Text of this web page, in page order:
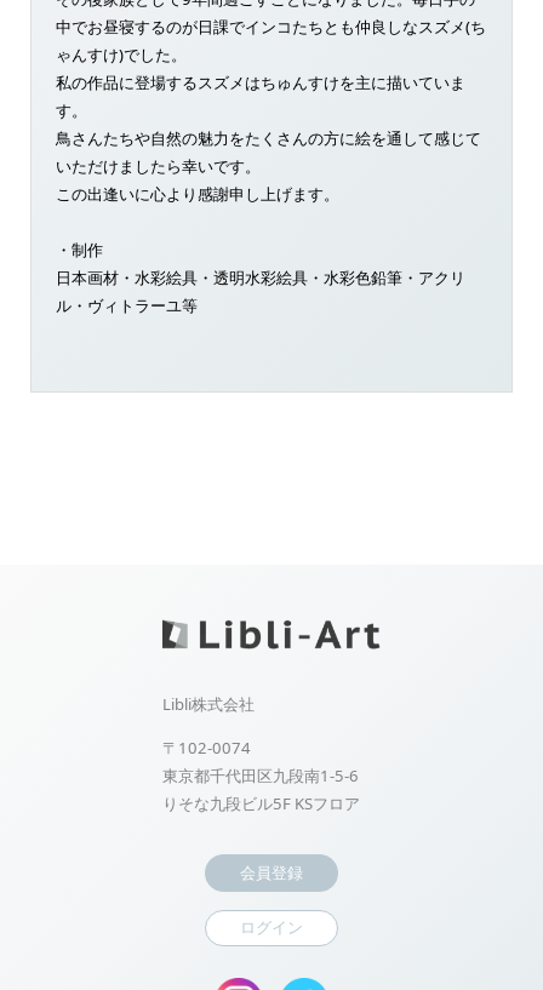
中でお昼寝するのが日課でインコたちとも仲良しなスズメ(ち
ゃんすけ)でした。
私の作品に登場するスズメはちゅんすけを主に描いていま
す。
鳥さんたちや自然の魅力をたくさんの方に絵を通して感じて
いただけましたら幸いです。
この出逢いに心より感謝申し上げます。
・制作
日本画材・水彩絵具・透明水彩絵具・水彩色鉛筆・アクリ
ル・ヴィトラーユ等
Libli株式会社
〒102-0074
東京都千代田区九段南1-5-6
りそな九段ビル5F KSフロア
会員登録
ログイン